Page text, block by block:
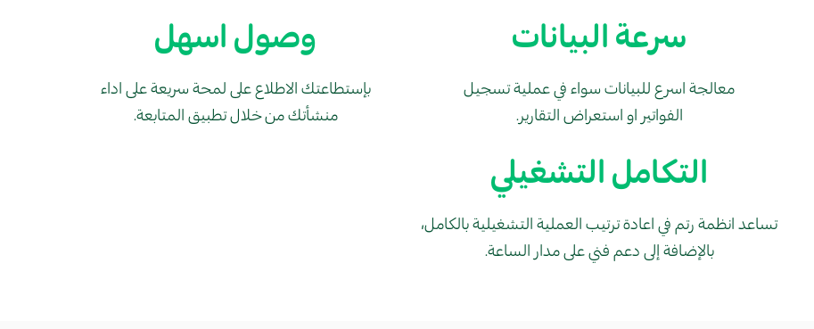
سرعة البيانات
معالجة اسرع للبيانات سواء في عملية تسجيل
الفواتير او استعراض التقارير.
وصول اسهل
بإستطاعتك الاطلاع على لمحة سريعة على اداء
منشأتك من خلال تطبيق المتابعة.
التكامل التشغيلي
تساعد انظمة رتم في اعادة ترتيب العملية التشغيلية بالكامل،
بالإضافة إلى دعم فني على مدار الساعة.